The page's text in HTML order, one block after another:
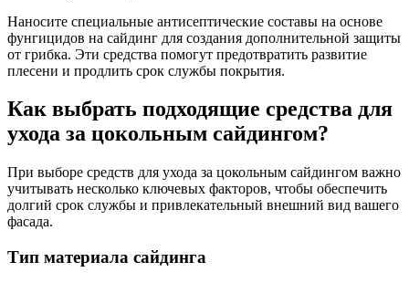
Наносите специальные антисептические составы на основе
фунгицидов на сайдинг для создания дополнительной защиты
от грибка. Эти средства помогут предотвратить развитие
плесени и продлить срок службы покрытия.
Как выбрать подходящие средства для
ухода за цокольным сайдингом?
При выборе средств для ухода за цокольным сайдингом важно
учитывать несколько ключевых факторов, чтобы обеспечить
долгий срок службы и привлекательный внешний вид вашего
фасада.
Тип материала сайдинга